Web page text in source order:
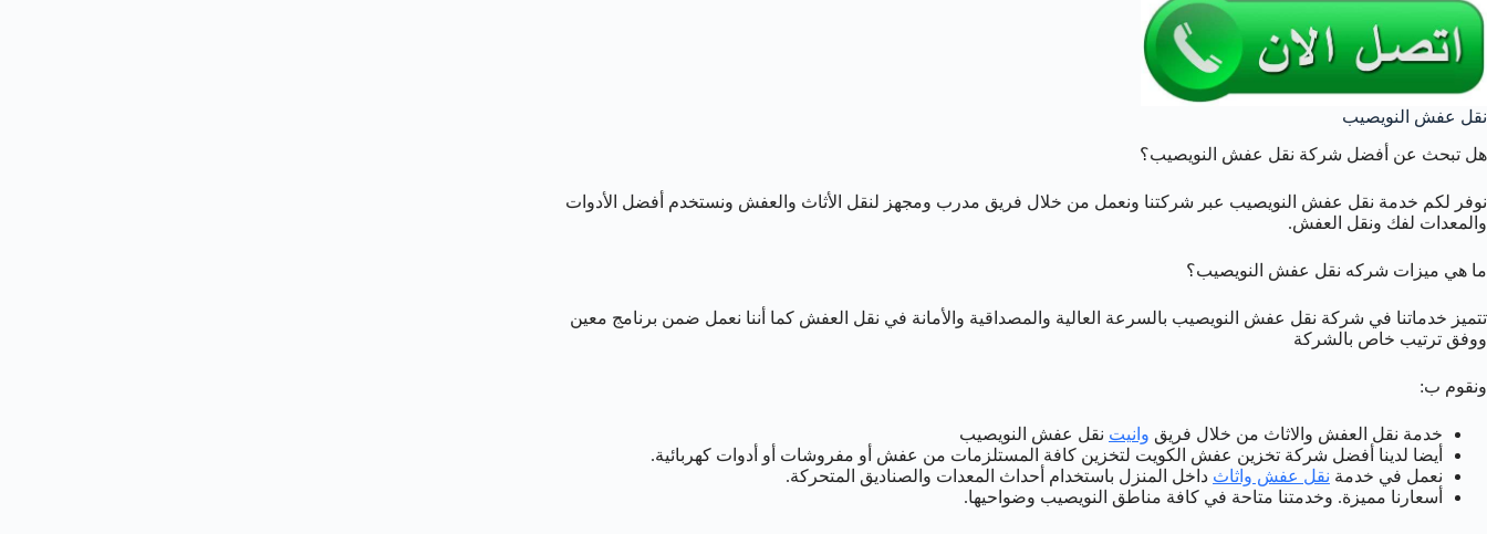
نقل عفش النويصيب
هل تبحث عن أفضل شركة نقل عفش النويصيب؟
نوفر لكم خدمة نقل عفش النويصيب عبر شركتنا ونعمل من خلال فريق مدرب ومجهز لنقل الأثاث والعفش ونستخدم أفضل الأدوات
والمعدات لفك ونقل العفش.
ما هي ميزات شركه نقل عفش النويصيب؟
تتميز خدماتنا في شركة نقل عفش النويصيب بالسرعة العالية والمصداقية والأمانة في نقل العفش كما أننا نعمل ضمن برنامج معين
ووفق ترتيب خاص بالشركة
ونقوم ب:
خدمة نقل العفش والاثاث من خلال فريق وانيت نقل عفش النويصيب
أيضا لدينا أفضل شركة تخزين عفش الكويت لتخزين كافة المستلزمات من عفش أو مفروشات أو أدوات كهربائية.
نعمل في خدمة نقل عفش واثاث داخل المنزل باستخدام أحداث المعدات والصناديق المتحركة.
أسعارنا مميزة. وخدمتنا متاحة في كافة مناطق النويصيب وضواحيها.